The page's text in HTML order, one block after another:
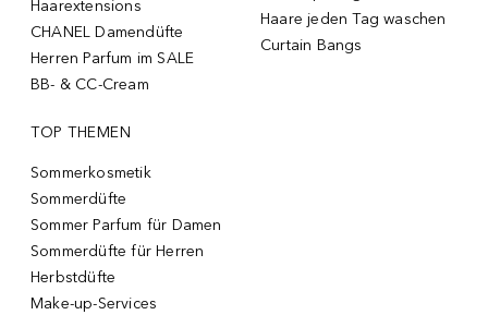
Haarextensions
CHANEL Damendüfte
Herren Parfum im SALE
BB- & CC-Cream
Haare jeden Tag waschen
Curtain Bangs
TOP THEMEN
Sommerkosmetik
Sommerdüfte
Sommer Parfum für Damen
Sommerdüfte für Herren
Herbstdüfte
Make-up-Services